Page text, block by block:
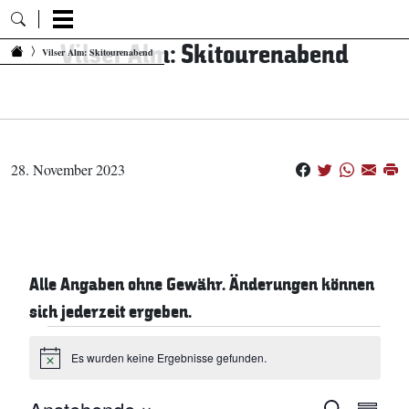
Zum Inhalt springen
Vilser Alm: Skitourenabend
Vilser Alm: Skitourenabend
28. November 2023
Alle Angaben ohne Gewähr. Änderungen können
sich jederzeit ergeben.
Veranstaltungen
HinweisEs wurden keine Ergebnisse gefunden.